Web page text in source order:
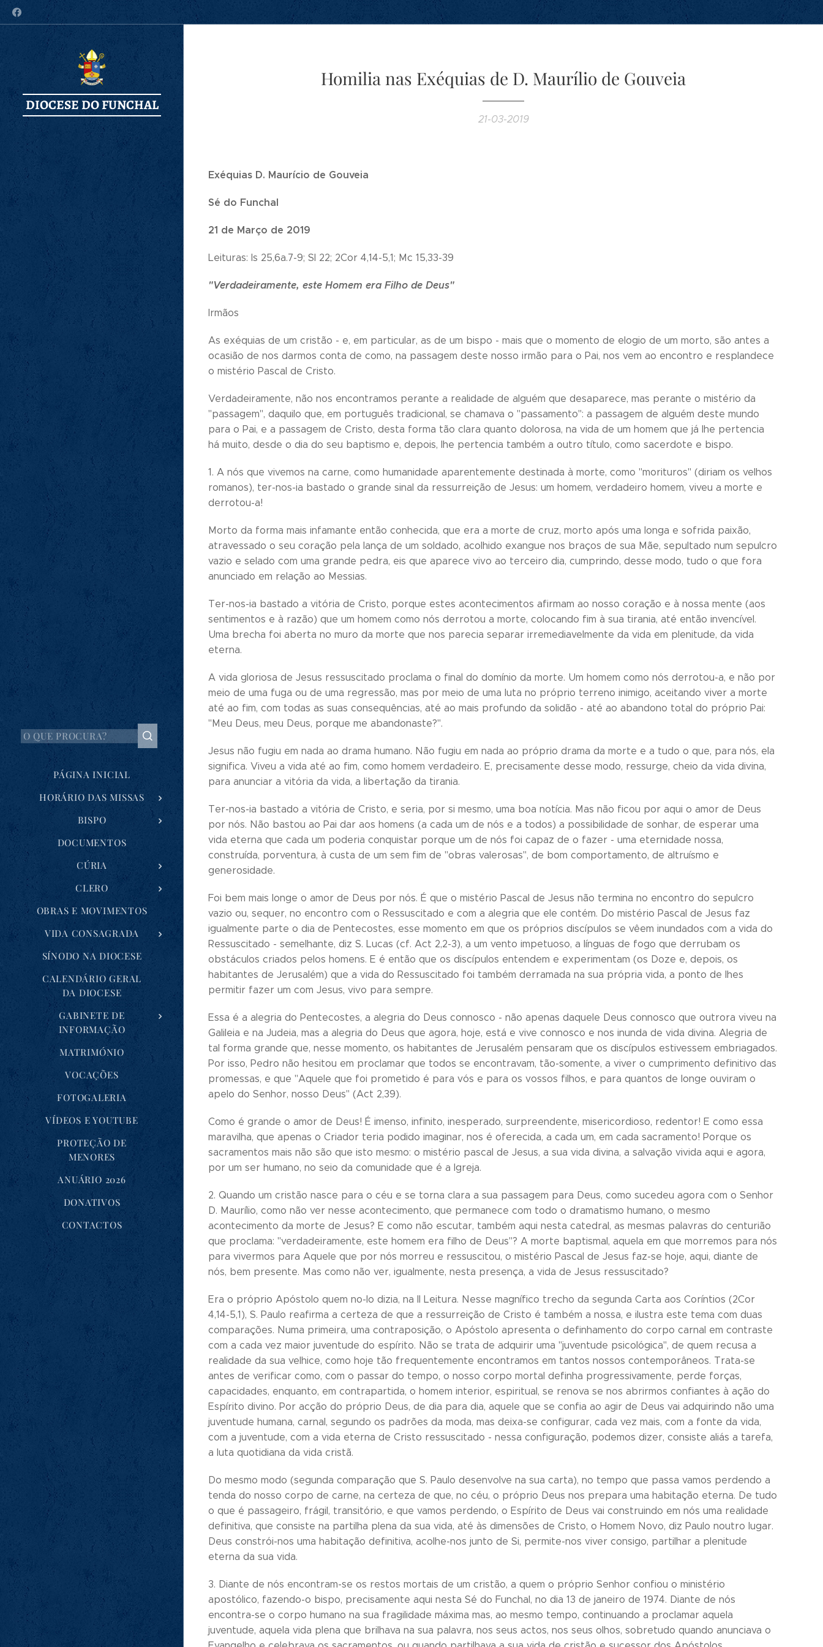
DIOCESE DO FUNCHAL
PÁGINA INICIAL
HORÁRIO DAS MISSAS
BISPO
DOCUMENTOS
CÚRIA
CLERO
OBRAS E MOVIMENTOS
VIDA CONSAGRADA
SÍNODO NA DIOCESE
CALENDÁRIO GERAL
DA DIOCESE
GABINETE DE
INFORMAÇÃO
MATRIMÓNIO
VOCAÇÕES
FOTOGALERIA
VÍDEOS E YOUTUBE
PROTEÇÃO DE
MENORES
ANUÁRIO 2026
DONATIVOS
CONTACTOS
Homilia nas Exéquias de D. Maurílio de Gouveia
21-03-2019
Exéquias D. Maurício de Gouveia
Sé do Funchal
21 de Março de 2019
Leituras: Is 25,6a.7-9; Sl 22; 2Cor 4,14-5,1; Mc 15,33-39
"Verdadeiramente, este Homem era Filho de Deus"
Irmãos
As exéquias de um cristão - e, em particular, as de um bispo - mais que o momento de elogio de um morto, são antes a
ocasião de nos darmos conta de como, na passagem deste nosso irmão para o Pai, nos vem ao encontro e resplandece
o mistério Pascal de Cristo.
Verdadeiramente, não nos encontramos perante a realidade de alguém que desaparece, mas perante o mistério da
"passagem", daquilo que, em português tradicional, se chamava o "passamento": a passagem de alguém deste mundo
para o Pai, e a passagem de Cristo, desta forma tão clara quanto dolorosa, na vida de um homem que já lhe pertencia
há muito, desde o dia do seu baptismo e, depois, lhe pertencia também a outro título, como sacerdote e bispo.
1. A nós que vivemos na carne, como humanidade aparentemente destinada à morte, como "morituros" (diriam os velhos
romanos), ter-nos-ia bastado o grande sinal da ressurreição de Jesus: um homem, verdadeiro homem, viveu a morte e
derrotou-a!
Morto da forma mais infamante então conhecida, que era a morte de cruz, morto após uma longa e sofrida paixão,
atravessado o seu coração pela lança de um soldado, acolhido exangue nos braços de sua Mãe, sepultado num sepulcro
vazio e selado com uma grande pedra, eis que aparece vivo ao terceiro dia, cumprindo, desse modo, tudo o que fora
anunciado em relação ao Messias.
Ter-nos-ia bastado a vitória de Cristo, porque estes acontecimentos afirmam ao nosso coração e à nossa mente (aos
sentimentos e à razão) que um homem como nós derrotou a morte, colocando fim à sua tirania, até então invencível.
Uma brecha foi aberta no muro da morte que nos parecia separar irremediavelmente da vida em plenitude, da vida
eterna.
A vida gloriosa de Jesus ressuscitado proclama o final do domínio da morte. Um homem como nós derrotou-a, e não por
meio de uma fuga ou de uma regressão, mas por meio de uma luta no próprio terreno inimigo, aceitando viver a morte
até ao fim, com todas as suas consequências, até ao mais profundo da solidão - até ao abandono total do próprio Pai:
"Meu Deus, meu Deus, porque me abandonaste?".
Jesus não fugiu em nada ao drama humano. Não fugiu em nada ao próprio drama da morte e a tudo o que, para nós, ela
significa. Viveu a vida até ao fim, como homem verdadeiro. E, precisamente desse modo, ressurge, cheio da vida divina,
para anunciar a vitória da vida, a libertação da tirania.
Ter-nos-ia bastado a vitória de Cristo, e seria, por si mesmo, uma boa notícia. Mas não ficou por aqui o amor de Deus
por nós. Não bastou ao Pai dar aos homens (a cada um de nós e a todos) a possibilidade de sonhar, de esperar uma
vida eterna que cada um poderia conquistar porque um de nós foi capaz de o fazer - uma eternidade nossa,
construída, porventura, à custa de um sem fim de "obras valerosas", de bom comportamento, de altruísmo e
generosidade.
Foi bem mais longe o amor de Deus por nós. É que o mistério Pascal de Jesus não termina no encontro do sepulcro
vazio ou, sequer, no encontro com o Ressuscitado e com a alegria que ele contém. Do mistério Pascal de Jesus faz
igualmente parte o dia de Pentecostes, esse momento em que os próprios discípulos se vêem inundados com a vida do
Ressuscitado - semelhante, diz S. Lucas (cf. Act 2,2-3), a um vento impetuoso, a línguas de fogo que derrubam os
obstáculos criados pelos homens. E é então que os discípulos entendem e experimentam (os Doze e, depois, os
habitantes de Jerusalém) que a vida do Ressuscitado foi também derramada na sua própria vida, a ponto de lhes
permitir fazer um com Jesus, vivo para sempre.
Essa é a alegria do Pentecostes, a alegria do Deus connosco - não apenas daquele Deus connosco que outrora viveu na
Galileia e na Judeia, mas a alegria do Deus que agora, hoje, está e vive connosco e nos inunda de vida divina. Alegria de
tal forma grande que, nesse momento, os habitantes de Jerusalém pensaram que os discípulos estivessem embriagados.
Por isso, Pedro não hesitou em proclamar que todos se encontravam, tão-somente, a viver o cumprimento definitivo das
promessas, e que "Aquele que foi prometido é para vós e para os vossos filhos, e para quantos de longe ouviram o
apelo do Senhor, nosso Deus" (Act 2,39).
Como é grande o amor de Deus! É imenso, infinito, inesperado, surpreendente, misericordioso, redentor! E como essa
maravilha, que apenas o Criador teria podido imaginar, nos é oferecida, a cada um, em cada sacramento! Porque os
sacramentos mais não são que isto mesmo: o mistério pascal de Jesus, a sua vida divina, a salvação vivida aqui e agora,
por um ser humano, no seio da comunidade que é a Igreja.
2. Quando um cristão nasce para o céu e se torna clara a sua passagem para Deus, como sucedeu agora com o Senhor
D. Maurílio, como não ver nesse acontecimento, que permanece com todo o dramatismo humano, o mesmo
acontecimento da morte de Jesus? E como não escutar, também aqui nesta catedral, as mesmas palavras do centurião
que proclama: "verdadeiramente, este homem era filho de Deus"? A morte baptismal, aquela em que morremos para nós
para vivermos para Aquele que por nós morreu e ressuscitou, o mistério Pascal de Jesus faz-se hoje, aqui, diante de
nós, bem presente. Mas como não ver, igualmente, nesta presença, a vida de Jesus ressuscitado?
Era o próprio Apóstolo quem no-lo dizia, na II Leitura. Nesse magnífico trecho da segunda Carta aos Coríntios (2Cor
4,14-5,1), S. Paulo reafirma a certeza de que a ressurreição de Cristo é também a nossa, e ilustra este tema com duas
comparações. Numa primeira, uma contraposição, o Apóstolo apresenta o definhamento do corpo carnal em contraste
com a cada vez maior juventude do espírito. Não se trata de adquirir uma "juventude psicológica", de quem recusa a
realidade da sua velhice, como hoje tão frequentemente encontramos em tantos nossos contemporâneos. Trata-se
antes de verificar como, com o passar do tempo, o nosso corpo mortal definha progressivamente, perde forças,
capacidades, enquanto, em contrapartida, o homem interior, espiritual, se renova se nos abrirmos confiantes à ação do
Espírito divino. Por acção do próprio Deus, de dia para dia, aquele que se confia ao agir de Deus vai adquirindo não uma
juventude humana, carnal, segundo os padrões da moda, mas deixa-se configurar, cada vez mais, com a fonte da vida,
com a juventude, com a vida eterna de Cristo ressuscitado - nessa configuração, podemos dizer, consiste aliás a tarefa,
a luta quotidiana da vida cristã.
Do mesmo modo (segunda comparação que S. Paulo desenvolve na sua carta), no tempo que passa vamos perdendo a
tenda do nosso corpo de carne, na certeza de que, no céu, o próprio Deus nos prepara uma habitação eterna. De tudo
o que é passageiro, frágil, transitório, e que vamos perdendo, o Espírito de Deus vai construindo em nós uma realidade
definitiva, que consiste na partilha plena da sua vida, até às dimensões de Cristo, o Homem Novo, diz Paulo noutro lugar.
Deus constrói-nos uma habitação definitiva, acolhe-nos junto de Si, permite-nos viver consigo, partilhar a plenitude
eterna da sua vida.
3. Diante de nós encontram-se os restos mortais de um cristão, a quem o próprio Senhor confiou o ministério
apostólico, fazendo-o bispo, precisamente aqui nesta Sé do Funchal, no dia 13 de janeiro de 1974. Diante de nós
encontra-se o corpo humano na sua fragilidade máxima mas, ao mesmo tempo, continuando a proclamar aquela
juventude, aquela vida plena que brilhava na sua palavra, nos seus actos, nos seus olhos, sobretudo quando anunciava o